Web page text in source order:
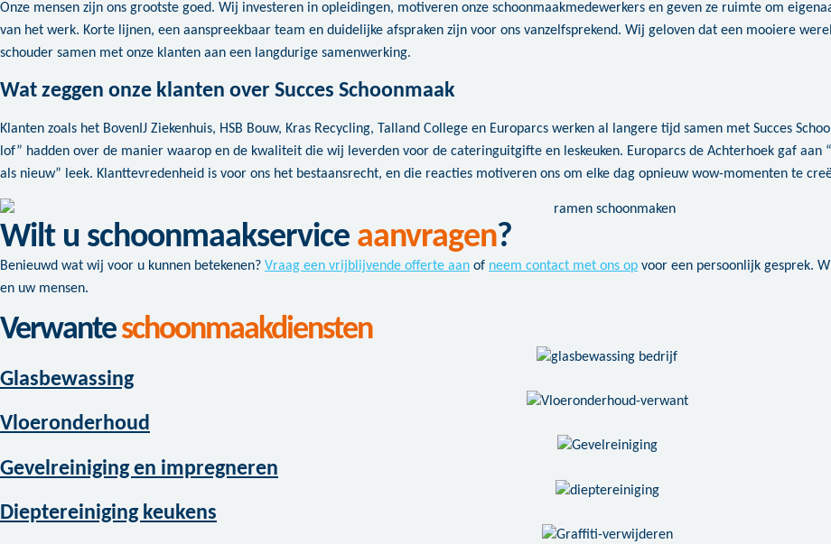
Onze mensen zijn ons grootste goed. Wij investeren in opleidingen, motiveren onze schoonmaakmedewerkers en geven ze ruimte om
van het werk. Korte lijnen, een aanspreekbaar team en duidelijke afspraken zijn voor ons vanzelfsprekend. Wij geloven dat een mooiere
schouder samen met onze klanten aan een langdurige samenwerking.
Wat zeggen onze klanten over Succes Schoonmaak
Klanten zoals het BovenIJ Ziekenhuis, HSB Bouw, Kras Recycling, Talland College en Europarcs werken al langere tijd samen met Succes
lof” hadden over de manier waarop en de kwaliteit die wij leverden voor de cateringuitgifte en leskeuken. Europarcs de Achterhoek gaf
als nieuw” leek. Klanttevredenheid is voor ons het bestaansrecht, en die reacties motiveren ons om elke dag opnieuw wow-momenten te
Wilt u schoonmaakservice aanvragen?
Benieuwd wat wij voor u kunnen betekenen? Vraag een vrijblijvende offerte aan of neem contact met ons op voor een persoonlijk gesprek.
en uw mensen.
Verwanteschoonmaakdiensten
Glasbewassing
Vloeronderhoud
Gevelreiniging en impregneren
Dieptereiniging keukens